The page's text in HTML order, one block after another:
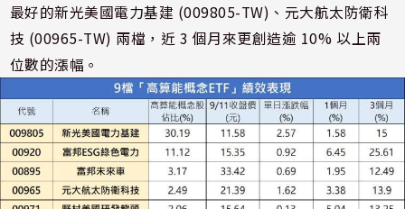
最好的新光美國電力基建 (009805-TW)、元大航太防衛科
技 (00965-TW) 兩檔，近 3 個月來更創造逾 10% 以上兩
位數的漲幅。